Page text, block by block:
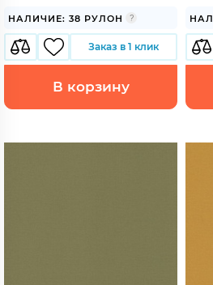
НАЛИЧИЕ: 38 РУЛОН
Заказ в 1 клик
В корзину